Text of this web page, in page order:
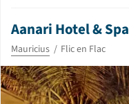
Aanari Hotel & Spa
Mauricius Flic en Flac